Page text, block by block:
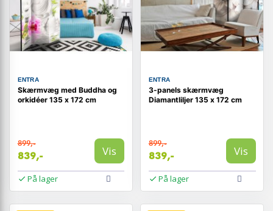
ENTRA
Skærmvæg med Buddha og
orkidéer 135 x 172 cm
899,-
839,- Vis
På lager
ENTRA
3-panels skærmvæg
Diamantliljer 135 x 172 cm
899,-
839,- Vis
På lager